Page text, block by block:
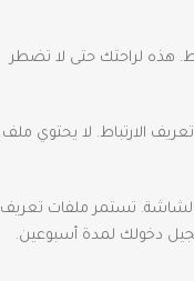
هذه لراحتك حتى لا تضطر
الارتباط. لا يحتوي ملف
تستمر ملفات تعريف
دخولك لمدة أسبوعين.